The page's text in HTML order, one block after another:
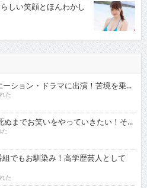
しい笑顔とほんわかし
ション・ドラマに出演！苦境を乗...
た
ぬまでお笑いをやっていきたい！そ...
でもお馴染み！高学歴芸人として
た